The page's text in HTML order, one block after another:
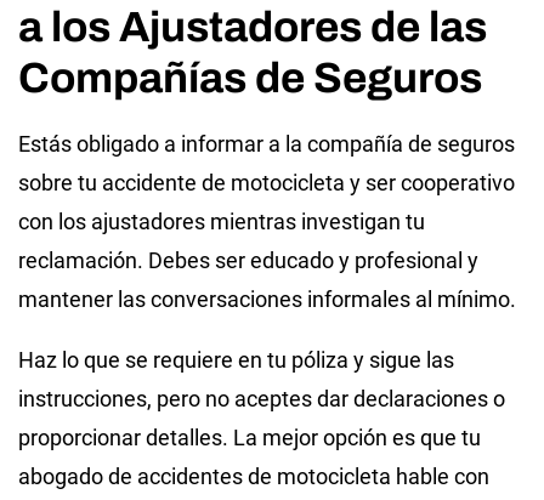
a los Ajustadores de las
Compañías de Seguros
Estás obligado a informar a la compañía de seguros
sobre tu accidente de motocicleta y ser cooperativo
con los ajustadores mientras investigan tu
reclamación. Debes ser educado y profesional y
mantener las conversaciones informales al mínimo.
Haz lo que se requiere en tu póliza y sigue las
instrucciones, pero no aceptes dar declaraciones o
proporcionar detalles. La mejor opción es que tu
abogado de accidentes de motocicleta hable con